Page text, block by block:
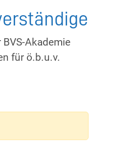
Akademie
für ö.b.u.v.